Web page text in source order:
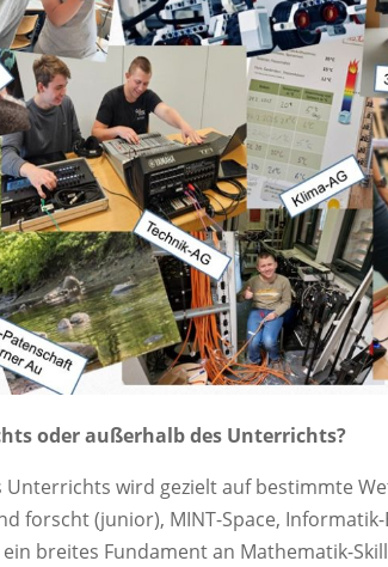
oder außerhalb des Unterrichts?
Unterrichts wird gezielt auf bestimmte
forscht (junior), MINT-Space,
breites Fundament an Mathematik-